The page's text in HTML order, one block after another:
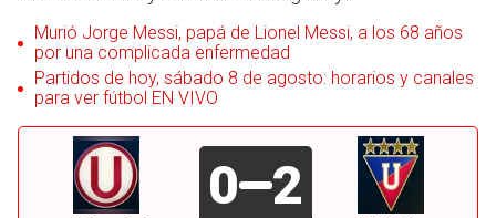
Murió Jorge Messi, papá de Lionel Messi, a los 68 años
por una complicada enfermedad
Partidos de hoy, sábado 8 de agosto: horarios y canales
para ver fútbol EN VIVO
0 2